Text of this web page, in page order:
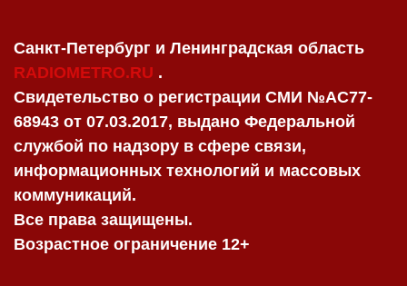
Санкт-Петербург и Ленинградская область
RADIOMETRO.RU .
Свидетельство о регистрации СМИ №AC77-
68943 от 07.03.2017, выдано Федеральной
службой по надзору в сфере связи,
информационных технологий и массовых
коммуникаций.
Все права защищены.
Возрастное ограничение 12+